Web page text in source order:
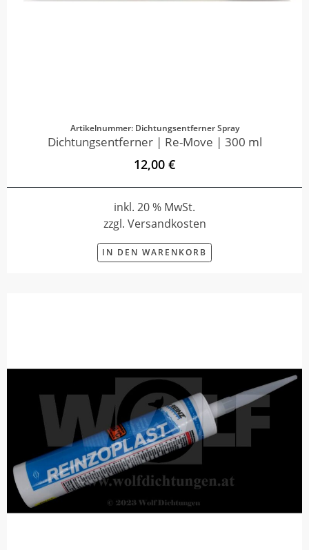
Artikelnummer: Dichtungsentferner Spray
Dichtungsentferner | Re-Move | 300 ml
12,00 €
inkl. 20 % MwSt.
zzgl. Versandkosten
IN DEN WARENKORB